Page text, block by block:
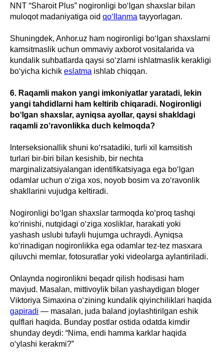
NNT “Sharoit Plus” nogironligi bo‘lgan shaxslar bilan
muloqot madaniyatiga oid qo‘llanma tayyorlagan.
Shuningdek, Anhor.uz ham nogironligi bo‘lgan shaxslarni
kamsitmaslik uchun ommaviy axborot vositalarida va
kundalik suhbatlarda qaysi so‘zlarni ishlatmaslik kerakligi
bo‘yicha kichik eslatma ishlab chiqqan.
6. Raqamli makon yangi imkoniyatlar yaratadi, lekin
yangi tahdidlarni ham keltirib chiqaradi. Nogironligi
bo‘lgan shaxslar, ayniqsa ayollar, qaysi shakldagi
raqamli zo‘ravonlikka duch kelmoqda?
Interseksionallik shuni ko‘rsatadiki, turli xil kamsitish
turlari bir-biri bilan kesishib, bir nechta
marginalizatsiyalangan identifikatsiyaga ega bo‘lgan
odamlar uchun o‘ziga xos, noyob bosim va zo‘ravonlik
shakllarini vujudga keltiradi.
Nogironligi bo‘lgan shaxslar tarmoqda ko‘proq tashqi
ko‘rinishi, nutqidagi o‘ziga xosliklar, harakati yoki
yashash uslubi tufayli hujumga uchraydi. Ayniqsa
ko‘rinadigan nogironlikka ega odamlar tez-tez masxara
qiluvchi memlar, fotosuratlar yoki videolarga aylantiriladi.
Onlaynda nogironlikni beqadr qilish hodisasi ham
mavjud. Masalan, mittivoylik bilan yashaydigan bloger
Viktoriya Simaxina o‘zining kundalik qiyinchiliklari haqida
gapiradi — masalan, juda baland joylashtirilgan eshik
qulflari haqida. Bunday postlar ostida odatda kimdir
shunday deydi: “Nima, endi hamma karklar haqida
o‘ylashi kerakmi?”